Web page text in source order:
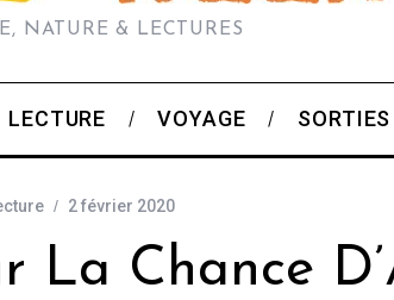
NATURE & LECTURES
LECTURE VOYAGE SORTIES
2 février 2020
La Chance